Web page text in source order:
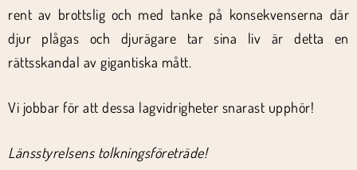
rent av brottslig och med tanke på konsekvenserna där
djur plågas och djurägare tar sina liv är detta en
rättsskandal av gigantiska mått.
Vi jobbar för att dessa lagvidrigheter snarast upphör!
Länsstyrelsens tolkningsföreträde!